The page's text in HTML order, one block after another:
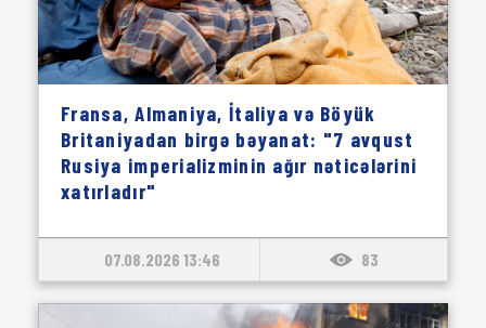
Fransa, Almaniya, İtaliya və Böyük
Britaniyadan birgə bəyanat: "7 avqust
Rusiya imperializminin ağır nəticələrini
xatırladır"
07.08.2026 13:46 83